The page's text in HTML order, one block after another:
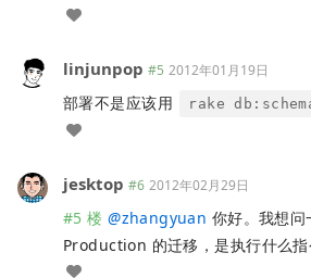
linjunpop #5 2012年01月19日
部署不是应该用 rake
jesktop #6 2012年02月29日
#5 楼 @zhangyuan 你好。我想
Production 的迁移，是执行什么指